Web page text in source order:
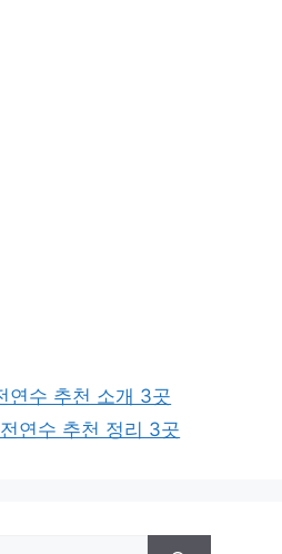
연수 추천 소개 3곳
연수 추천 정리 3곳